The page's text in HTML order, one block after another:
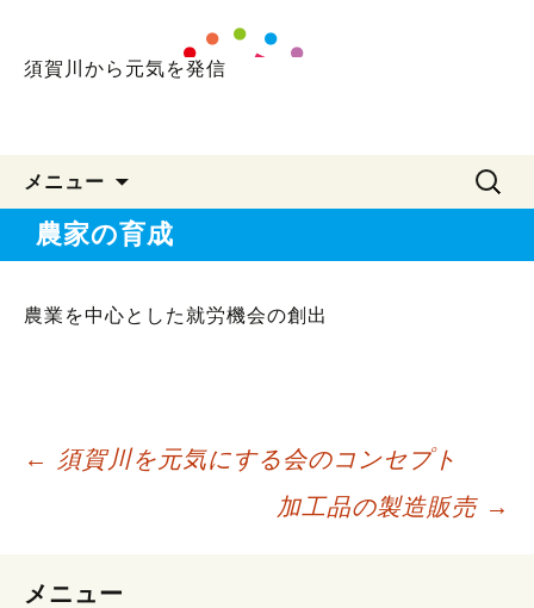
須賀川から元気を発信
メニュー
ン
テ
ツ
ッ
検
索:
農家の育成
農業を中心とした就労機会の創出
←
須賀川を元気にする会のコンセプト
加工品の製造販売 →
メニュー